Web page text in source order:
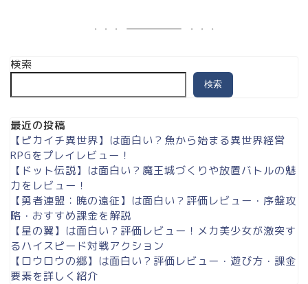
検索
検索
最近の投稿
【ピカイチ異世界】は面白い？魚から始まる異世界経営
RPGをプレイレビュー！
【ドット伝説】は面白い？魔王城づくりや放置バトルの魅
力をレビュー！
【勇者連盟：暁の遠征】は面白い？評価レビュー・序盤攻
略・おすすめ課金を解説
【星の翼】は面白い？評価レビュー！メカ美少女が激突す
るハイスピード対戦アクション
【ロウロウの郷】は面白い？評価レビュー・遊び方・課金
要素を詳しく紹介